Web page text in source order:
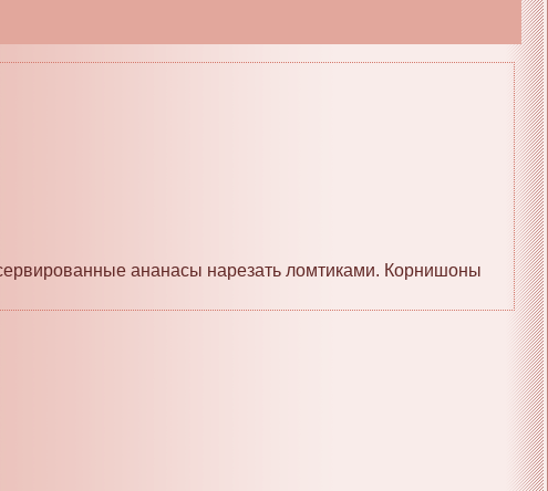
ананасы нарезать ломтиками. Корнишоны